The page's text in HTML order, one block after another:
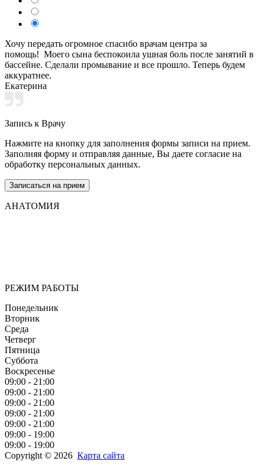
Хочу передать огромное спасибо врачам центра за
помощь! Моего сына беспокоила ушная боль после занятий в
бассейне. Сделали промывание и все прошло. Теперь будем
аккуратнее.
Екатерина
Запись к Врачу
Нажмите на кнопку для заполнения формы записи на прием.
Заполняя форму и отправляя данные, Вы даете согласие на
обработку персональных данных.
Записаться на прием
АНАТОМИЯ
РЕЖИМ РАБОТЫ
Понедельник
Вторник
Среда
Четверг
Пятница
Суббота
Воскресенье
09:00 - 21:00
09:00 - 21:00
09:00 - 21:00
09:00 - 21:00
09:00 - 21:00
09:00 - 19:00
09:00 - 19:00
Copyright © 2026 Карта сайта